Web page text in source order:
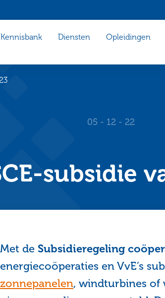
Kennisbank Diensten Opleidingen
05 - 12 - 22
subsidie
Met de Subsidieregeling
energiecoöperaties en VvE’s
zonnepanelen, windturbines of